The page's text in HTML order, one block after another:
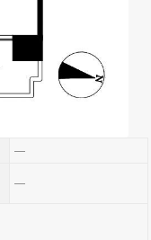
―
―